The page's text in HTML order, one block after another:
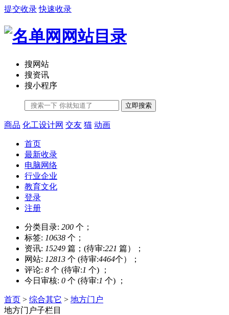
提交收录 快速收录
搜网站
搜资讯
搜小程序
立即搜索
商品 化工设计网 交友 猫 动画
首页
最新收录
电脑网络
行业企业
教育文化
登录
注册
分类目录: 200 个；
标签: 10638 个；
资讯: 15249 篇；(待审:221 篇）；
网站: 12813 个 (待审:4464个）；
评论: 8 个 (待审:1 个) ；
今日审核: 0 个 (待审:1 个) ；
首页 > 综合其它 > 地方门户
地方门户子栏目